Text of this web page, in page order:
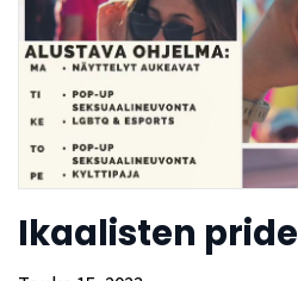
Ikaalisten pride